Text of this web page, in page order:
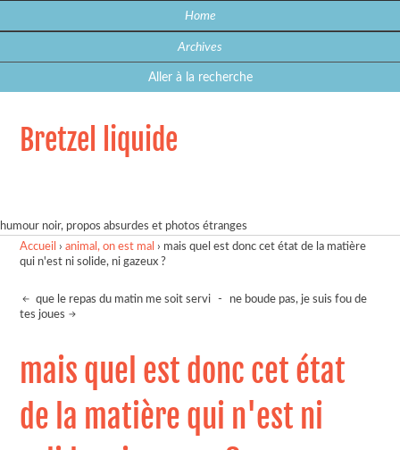
Home
Archives
Aller à la recherche
Bretzel liquide
humour noir, propos absurdes et photos étranges
Accueil ›animal, on est mal › mais quel est donc cet état de la matière
qui n'est ni solide, ni gazeux ?
que le repas du matin me soit servi -
ne boude pas, je suis fou de
tes joues
mais quel est donc cet état
de la matière qui n'est ni